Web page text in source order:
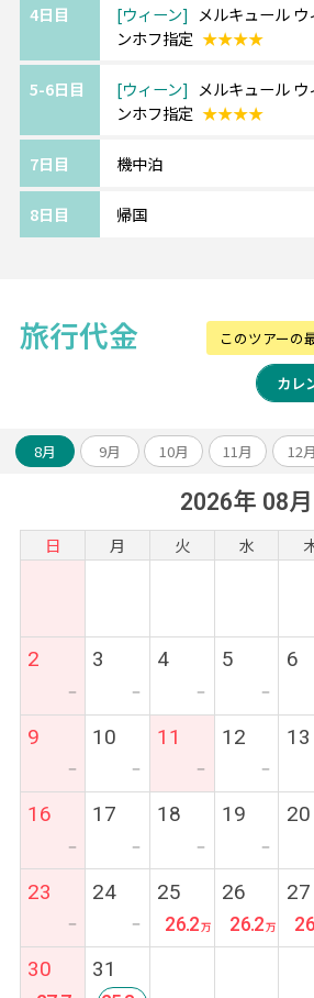
《ツアーアレンジが
欧州各都市との周遊ア
ホテルアップグレード
最新の機材・設備、
充実の機内エンター
※航空会社の事情に
場合がございます。
4日目 ウィーン
メルキュール
ンホフ指定 ★★★★
5-6日目 ウィーン
メルキュール
ンホフ指定 ★★★★
7日目 機中泊
8日目 帰国
旅行代金 このツアーの
カレ
8月 9月 10月 11月 12月
2026年 08月
日 月 火 水
2
ー
3
ー
4
ー
5
ー
6
9
ー
10
ー
11
ー
12
ー
13
16
ー
17
ー
18
ー
19
ー
20
23
ー
24
ー
25
26.2
26
26.2
27
30 31